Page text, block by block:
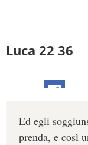
Luca 22 36
Ed egli
prenda, e così